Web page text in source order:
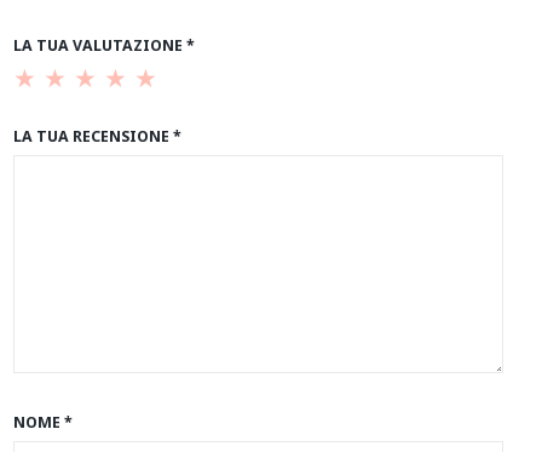
LA TUA VALUTAZIONE *
LA TUA RECENSIONE *
NOME *